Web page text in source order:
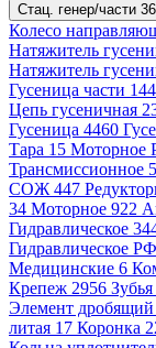
Стац. генер/части
Колесо
Натяжитель
Натяжитель
Гусеница части
Цепь гусеничная
Гусеница 4460
Тара 15 Моторное
Трансмиссионное
СОЖ 447
34 Моторное 922
Гидравлическое
Гидравлическое
Медицинские 6
Крепеж 2956
Элемент дробящий
литая 17 Коронка